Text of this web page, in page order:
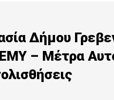
Δήμου
– Μέτρα